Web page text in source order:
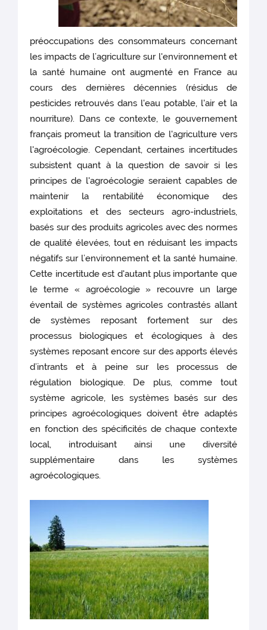
préoccupations des consommateurs concernant
les impacts de l’agriculture sur l'environnement et
la santé humaine ont augmenté en France au
cours des dernières décennies (résidus de
pesticides retrouvés dans l'eau potable, l'air et la
nourriture). Dans ce contexte, le gouvernement
français promeut la transition de l'agriculture vers
l'agroécologie. Cependant, certaines incertitudes
subsistent quant à la question de savoir si les
principes de l'agroécologie seraient capables de
maintenir la rentabilité économique des
exploitations et des secteurs agro-industriels,
basés sur des produits agricoles avec des normes
de qualité élevées, tout en réduisant les impacts
négatifs sur l’environnement et la santé humaine.
Cette incertitude est d'autant plus importante que
le terme « agroécologie » recouvre un large
éventail de systèmes agricoles contrastés allant
de systèmes reposant fortement sur des
processus biologiques et écologiques à des
systèmes reposant encore sur des apports élevés
d’intrants et à peine sur les processus de
régulation biologique. De plus, comme tout
système agricole, les systèmes basés sur des
principes agroécologiques doivent être adaptés
en fonction des spécificités de chaque contexte
local, introduisant ainsi une diversité
supplémentaire dans les systèmes
agroécologiques.